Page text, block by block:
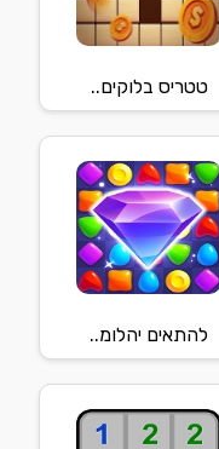
טטריס בלוקים..
להתאים יהלומ..